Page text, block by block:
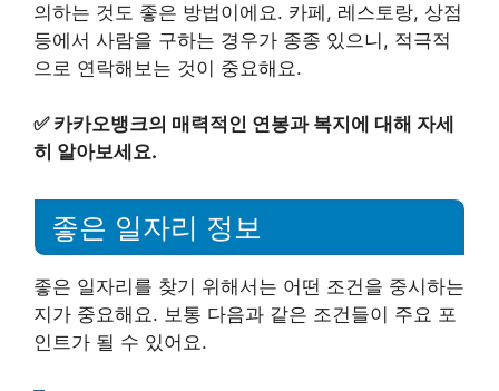
의하는 것도 좋은 방법이에요. 카페, 레스토랑, 상점
등에서 사람을 구하는 경우가 종종 있으니, 적극적
으로 연락해보는 것이 중요해요.
✅ 카카오뱅크의 매력적인 연봉과 복지에 대해 자세
히 알아보세요.
좋은 일자리 정보
좋은 일자리를 찾기 위해서는 어떤 조건을 중시하는
지가 중요해요. 보통 다음과 같은 조건들이 주요 포
인트가 될 수 있어요.